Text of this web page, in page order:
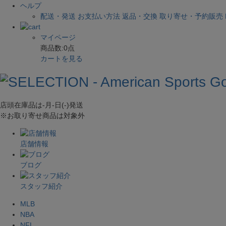
ヘルプ
配送・発送 お支払い方法 返品・交換 取り寄せ・予約販売
マイページ
商品数:0点
カートを見る
店頭在庫品は-月-日(-)発送
※お取り寄せ商品は対象外
店舗情報
ブログ
スタッフ紹介
MLB
NBA